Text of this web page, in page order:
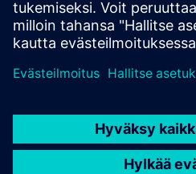
Lue lisää